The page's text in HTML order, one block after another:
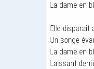
La dame en
Elle disparaît
Un songe
La dame en
Laissant